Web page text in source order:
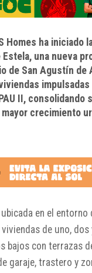
Homes ha iniciado
una nueva
de San Agustín de
II, consolidando
mayor crecimiento
en el entorno
de uno, dos
bajos con terrazas
garaje, trastero y